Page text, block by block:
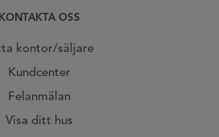
KONTAKTA OSS
kontor/säljare
Kundcenter
Felanmälan
Visa ditt hus